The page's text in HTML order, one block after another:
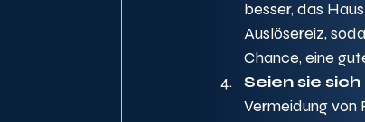
besser, das
Auslösereiz,
Chance, eine
Seien sie
Vermeidung